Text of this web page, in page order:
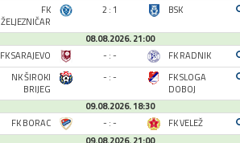
FK
ŽELJEZNIČAR
2 : 1 BSK
08.08.2026. 21:00
FK SARAJEVO
- : -
FK RADNIK
NK ŠIROKI
BRIJEG
- : -
FK SLOGA
DOBOJ
09.08.2026. 18:30
FK BORAC
- : -
FK VELEŽ